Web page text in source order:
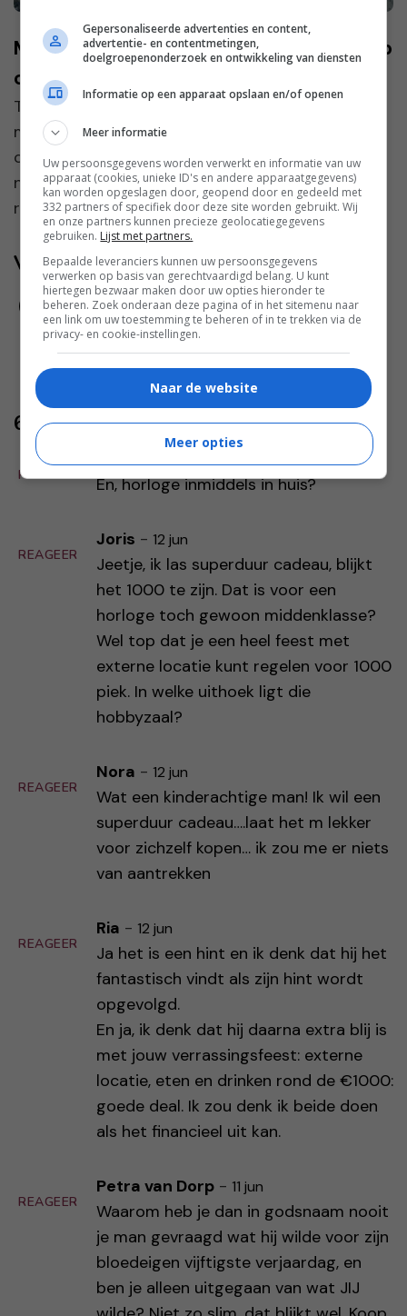
Mariska: “Mijn schoonmoeder wil mee op
onze huwelijksreis”
Toen Mariska en haar verloofde Jeroen begonnen
met het plannen van hun huwelijk, was er één
onderdeel waar ze misschien nog wel het meest
naar uitkeek: de huwelijksreis. Na maanden van
regelen, keuz...
Volg jij ons al?
6 reacties
REAGEER
Joris-16 jun
En, horloge inmiddels in huis?
REAGEER
Joris - 12 jun
Jeetje, ik las superduur cadeau, blijkt
het 1000 te zijn. Dat is voor een
horloge toch gewoon middenklasse?
Wel top dat je een heel feest met
externe locatie kunt regelen voor 1000
piek. In welke uithoek ligt die
hobbyzaal?
REAGEER
Nora - 12 jun
Wat een kinderachtige man! Ik wil een
superduur cadeau….laat het m lekker
voor zichzelf kopen… ik zou me er niets
van aantrekken
REAGEER
Ria - 12 jun
Ja het is een hint en ik denk dat hij het
fantastisch vindt als zijn hint wordt
opgevolgd.
En ja, ik denk dat hij daarna extra blij is
met jouw verrassingsfeest: externe
locatie, eten en drinken rond de €1000:
goede deal. Ik zou denk ik beide doen
als het financieel uit kan.
REAGEER
Petra van Dorp - 11 jun
Waarom heb je dan in godsnaam nooit
je man gevraagd wat hij wilde voor zijn
bloedeigen vijftigste verjaardag, en
ben je alleen uitgegaan van wat JIJ
Gepersonaliseerde advertenties en content,
advertentie- en contentmetingen,
doelgroepenonderzoek en ontwikkeling van diensten
Informatie op een apparaat opslaan en/of openen
Meer informatie
Uw persoonsgegevens worden verwerkt en informatie van uw
apparaat (cookies, unieke ID's en andere apparaatgegevens)
kan worden opgeslagen door, geopend door en gedeeld met
332 partners of specifiek door deze site worden gebruikt. Wij
en onze partners kunnen precieze geolocatiegegevens
gebruiken. Lijst met partners.
Bepaalde leveranciers kunnen uw persoonsgegevens
verwerken op basis van gerechtvaardigd belang. U kunt
hiertegen bezwaar maken door uw opties hieronder te
beheren. Zoek onderaan deze pagina of in het sitemenu naar
een link om uw toestemming te beheren of in te trekken via de
privacy- en cookie-instellingen.
Naar de website
Meer opties